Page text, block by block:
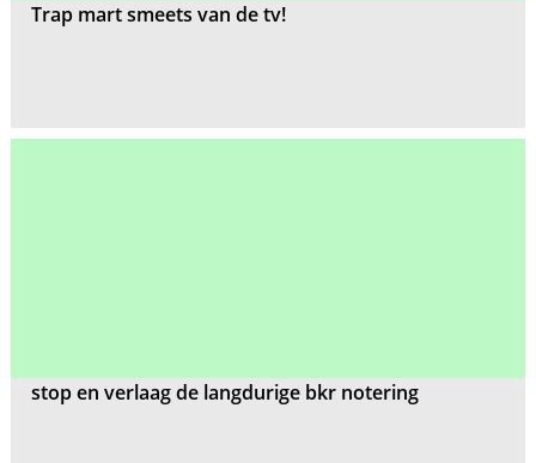
Trap mart smeets van de tv!
stop en verlaag de langdurige bkr notering